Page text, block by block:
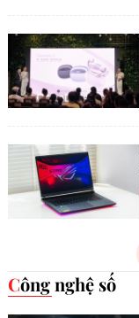
Công nghệ số